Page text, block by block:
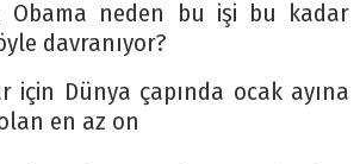
Obama neden bu işi bu kadar
davranıyor?
için Dünya çapında ocak ayına
en az on